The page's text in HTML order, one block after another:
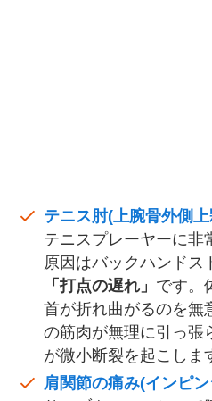
テニス肘(上腕骨外側
テニスプレーヤーに非
原因はバックハンドス
「打点の遅れ」 です。
首が折れ曲がるのを無
の筋肉が無理に引っ張
が微小断裂を起こしま
肩関節の痛み(インピ